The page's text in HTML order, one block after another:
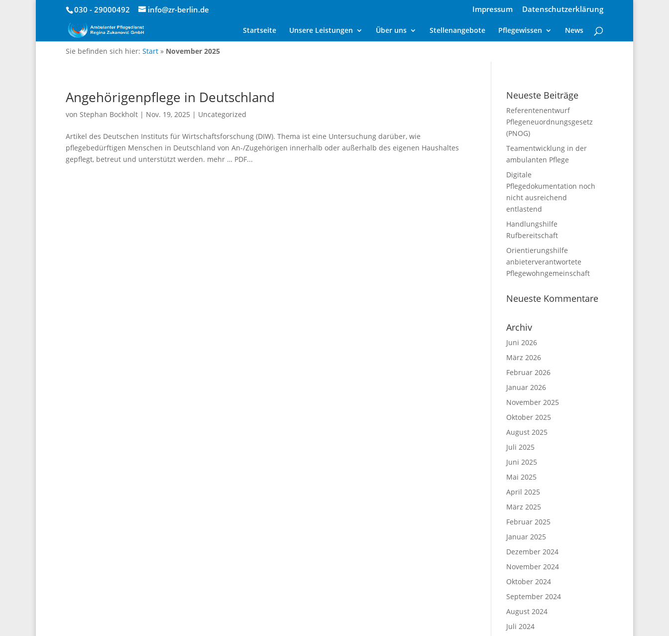
030 - 29000492 info@zr-berlin.de Impressum Datenschutzerklärung
Startseite Unsere Leistungen Über uns Stellenangebote Pflegewissen News
Sie befinden sich hier: Start » November 2025
Angehörigenpflege in Deutschland
von Stephan Bockholt | Nov. 19, 2025 | Uncategorized
Artikel des Deutschen Instituts für Wirtschaftsforschung (DIW). Thema ist eine Untersuchung darüber, wie
pflegebedürftigen Menschen in Deutschland von An-/Zugehörigen innerhalb oder außerhalb des eigenen Haushaltes
gepflegt, betreut und unterstützt werden. mehr … PDF...
Neueste Beiträge
Referentenentwurf
Pflegeneuordnungsgesetz
(PNOG)
Teamentwicklung in der
ambulanten Pflege
Digitale
Pflegedokumentation noch
nicht ausreichend
entlastend
Handlungshilfe
Rufbereitschaft
Orientierungshilfe
anbieterverantwortete
Pflegewohngemeinschaft
Neueste Kommentare
Archiv
Juni 2026
März 2026
Februar 2026
Januar 2026
November 2025
Oktober 2025
August 2025
Juli 2025
Juni 2025
Mai 2025
April 2025
März 2025
Februar 2025
Januar 2025
Dezember 2024
November 2024
Oktober 2024
September 2024
August 2024
Juli 2024